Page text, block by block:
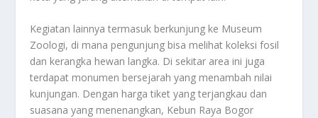
Kegiatan lainnya termasuk berkunjung ke Museum
Zoologi, di mana pengunjung bisa melihat koleksi fosil
dan kerangka hewan langka. Di sekitar area ini juga
terdapat monumen bersejarah yang menambah nilai
kunjungan. Dengan harga tiket yang terjangkau dan
suasana yang menenangkan, Kebun Raya Bogor